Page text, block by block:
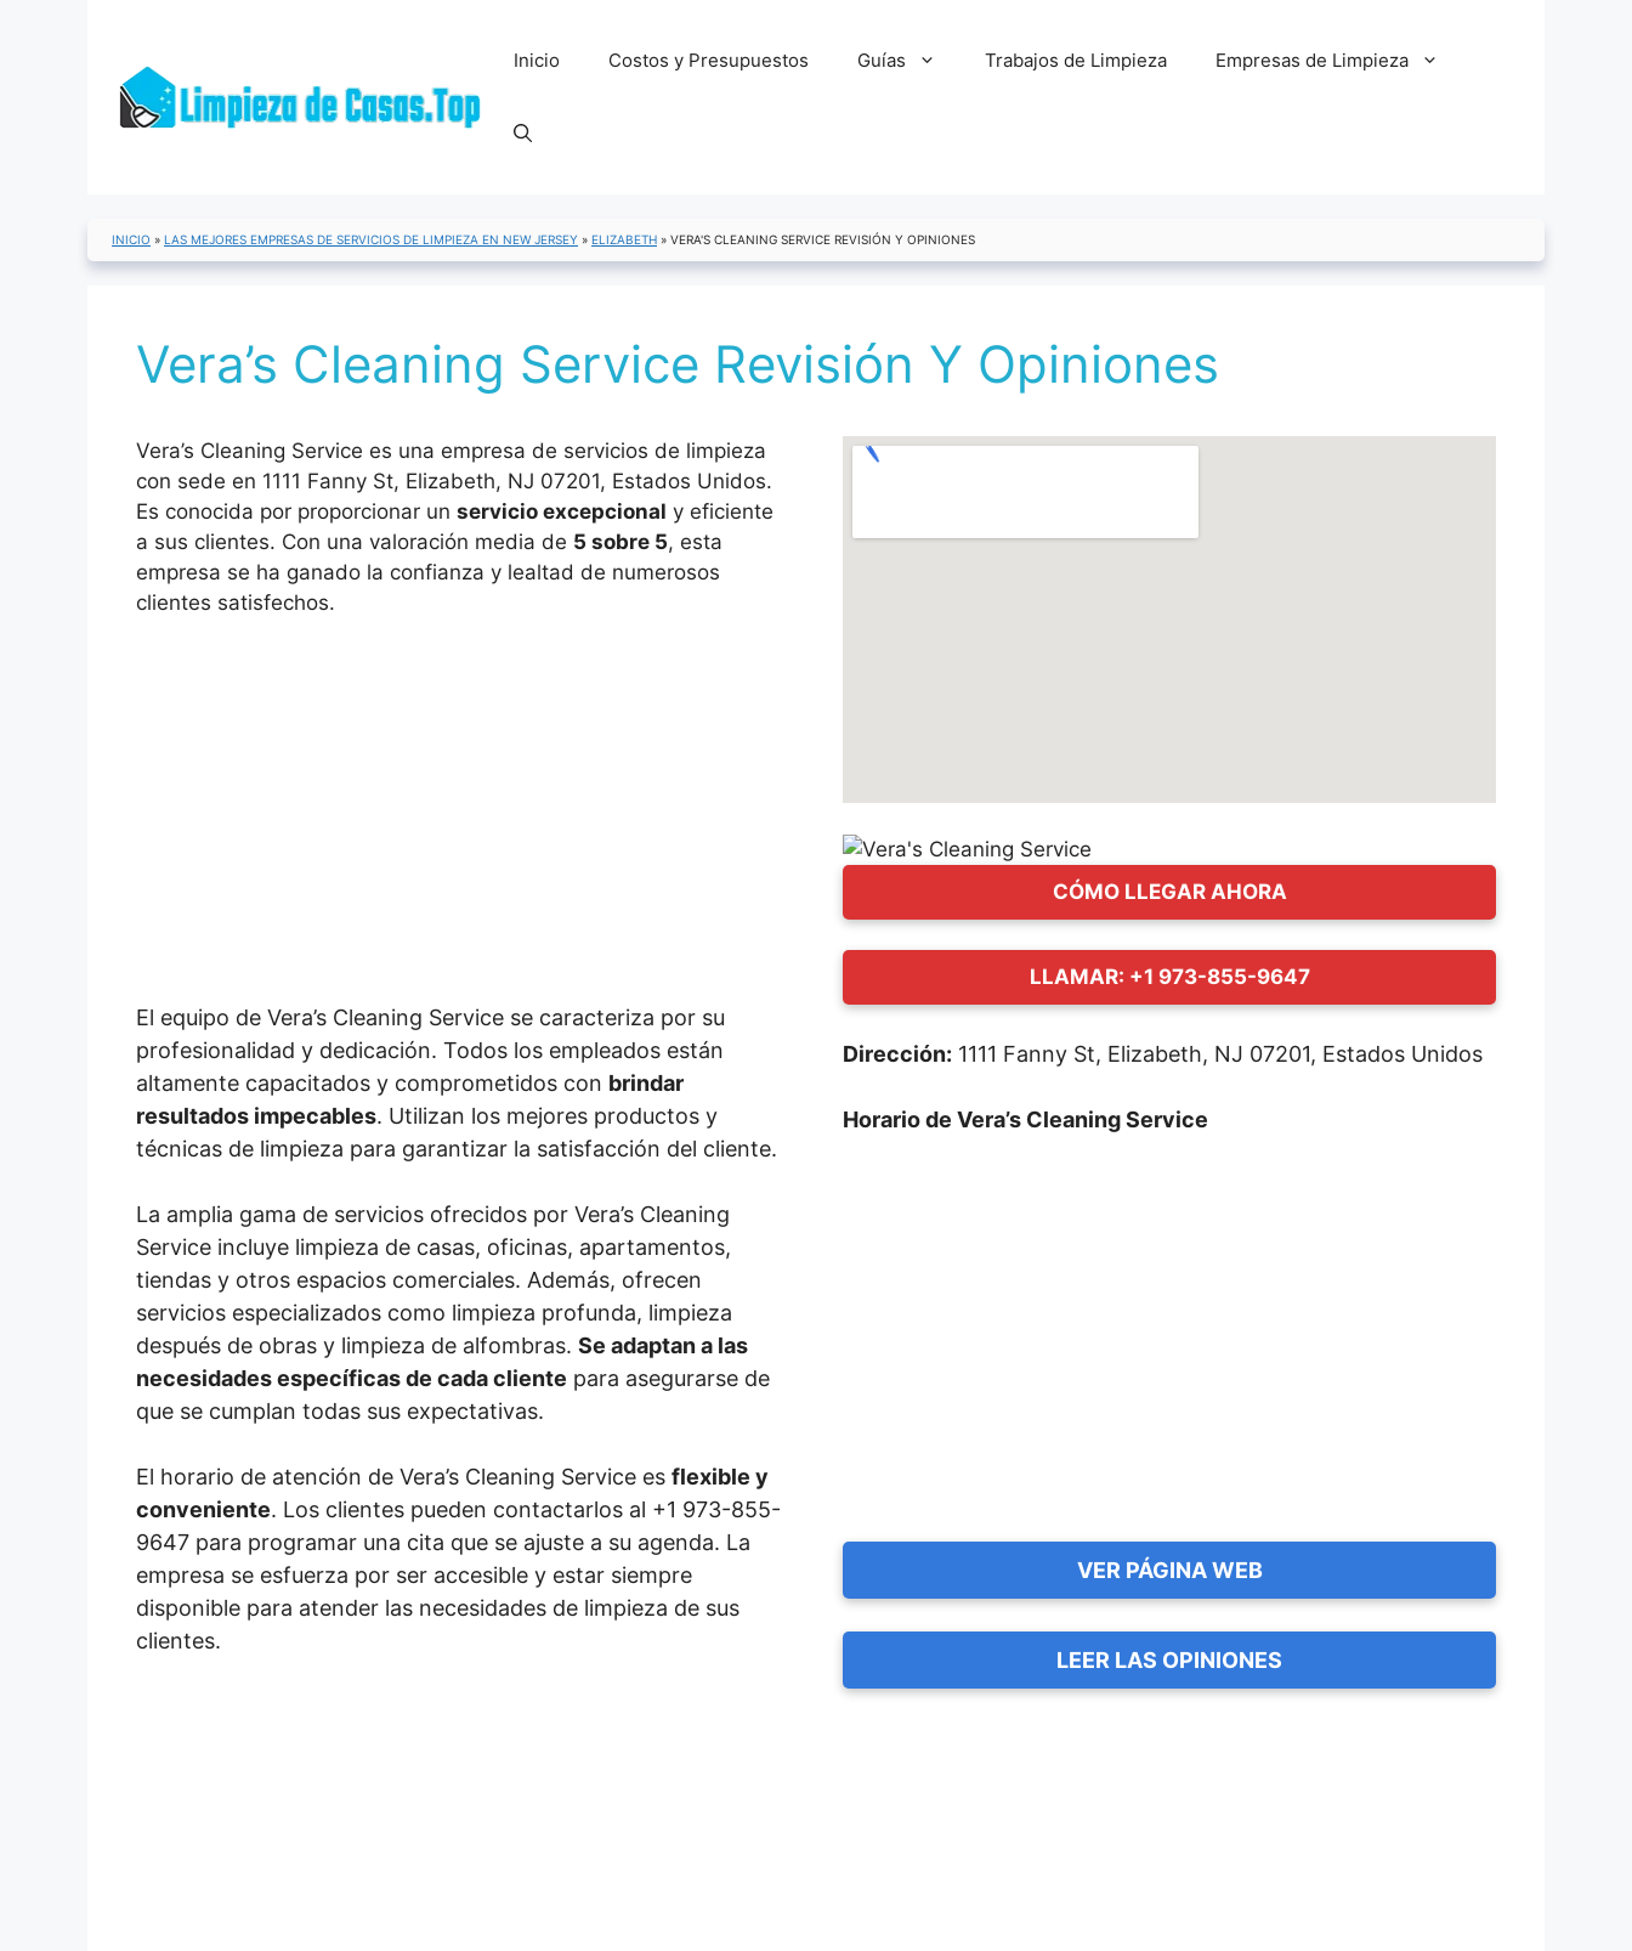
Inicio Costos y Presupuestos Guías Trabajos de Limpieza Empresas de Limpieza
INICIO » LAS MEJORES EMPRESAS DE SERVICIOS DE LIMPIEZA EN NEW JERSEY » ELIZABETH » VERA'S CLEANING SERVICE REVISIÓN Y OPINIONES
Vera’s Cleaning Service Revisión Y Opiniones
Vera’s Cleaning Service es una empresa de servicios de limpieza
con sede en 1111 Fanny St, Elizabeth, NJ 07201, Estados Unidos.
Es conocida por proporcionar un servicio excepcional y eficiente
a sus clientes. Con una valoración media de 5 sobre 5, esta
empresa se ha ganado la confianza y lealtad de numerosos
clientes satisfechos.
El equipo de Vera’s Cleaning Service se caracteriza por su
profesionalidad y dedicación. Todos los empleados están
altamente capacitados y comprometidos con brindar
resultados impecables. Utilizan los mejores productos y
técnicas de limpieza para garantizar la satisfacción del cliente.
La amplia gama de servicios ofrecidos por Vera’s Cleaning
Service incluye limpieza de casas, oficinas, apartamentos,
tiendas y otros espacios comerciales. Además, ofrecen
servicios especializados como limpieza profunda, limpieza
después de obras y limpieza de alfombras. Se adaptan a las
necesidades específicas de cada cliente para asegurarse de
que se cumplan todas sus expectativas.
El horario de atención de Vera’s Cleaning Service es flexible y
conveniente. Los clientes pueden contactarlos al +1 973-855-
9647 para programar una cita que se ajuste a su agenda. La
empresa se esfuerza por ser accesible y estar siempre
disponible para atender las necesidades de limpieza de sus
clientes.
CÓMO LLEGAR AHORA
LLAMAR: +1 973-855-9647
Dirección: 1111 Fanny St, Elizabeth, NJ 07201, Estados Unidos
Horario de Vera’s Cleaning Service
VER PÁGINA WEB
LEER LAS OPINIONES